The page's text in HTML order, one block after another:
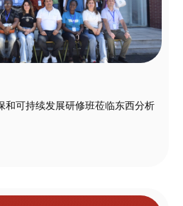
和可持续发展研修班莅临东西分析